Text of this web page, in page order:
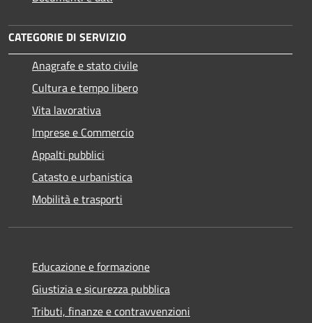
CATEGORIE DI SERVIZIO
Anagrafe e stato civile
Cultura e tempo libero
Vita lavorativa
Imprese e Commercio
Appalti pubblici
Catasto e urbanistica
Mobilità e trasporti
Educazione e formazione
Giustizia e sicurezza pubblica
Tributi, finanze e contravvenzioni